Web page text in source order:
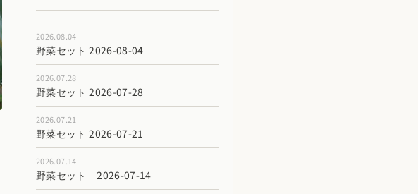
2026.08.04
野菜セット 2026-08-04
2026.07.28
野菜セット 2026-07-28
2026.07.21
野菜セット 2026-07-21
2026.07.14
野菜セット 2026-07-14